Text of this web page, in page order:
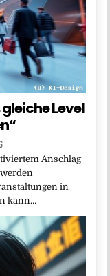
Level
Anschlag
in
kann…